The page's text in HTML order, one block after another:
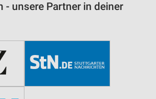
- unsere Partner in deiner